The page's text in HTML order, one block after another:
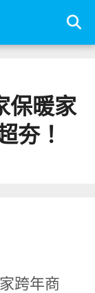
保暖家
夯！
跨年商